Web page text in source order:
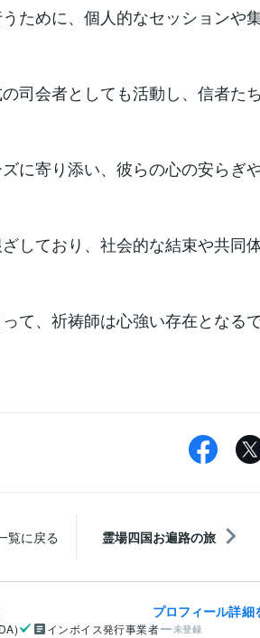
ために、個人的なセッションや
司会者としても活動し、信者た
に寄り添い、彼らの心の安らぎ
しており、社会的な結束や共同
て、祈祷師は心強い存在となる
覧に戻る 霊場四国お遍路の旅
プロフィール詳細
インボイス発行事業者 未登録